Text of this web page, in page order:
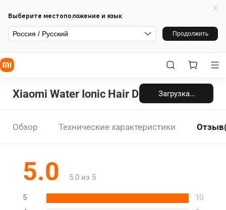
Выберите местоположение и язык
Россия / Русский Продолжить
Xiaomi Water Ionic Hair Dryer H500
Загрузка…
Обзор Технические характеристики
5.0 5.0 из 5
5
10